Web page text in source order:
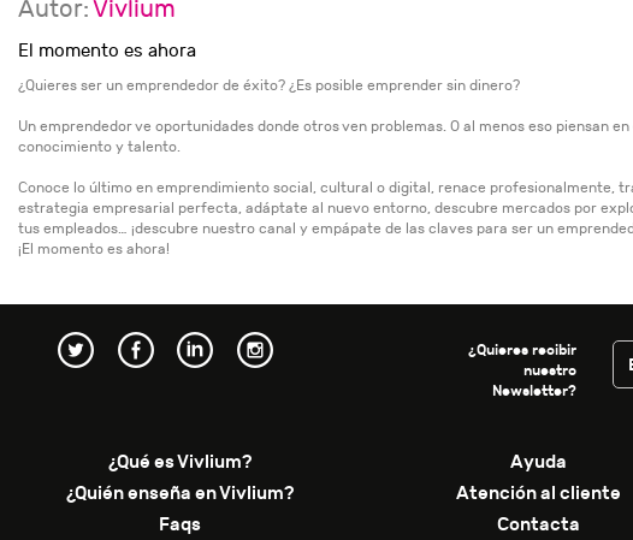
Autor:Vivlium
El momento es ahora
¿Quieres ser un emprendedor de éxito? ¿Es posible emprender sin dinero?
Un emprendedor ve oportunidades donde otros ven problemas. O al menos eso piensan
conocimiento y talento.
Conoce lo último en emprendimiento social, cultural o digital, renace profesionalmente,
estrategia empresarial perfecta, adáptate al nuevo entorno, descubre mercados por
tus empleados… ¡descubre nuestro canal y empápate de las claves para ser un
¡El momento es ahora!
¿Quieres recibir
nuestro
Newsletter?
¿Qué es Vivlium? Ayuda
¿Quién enseña en Vivlium?
Atención al cliente
Faqs
Contacta